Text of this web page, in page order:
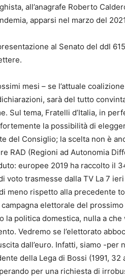
all’anagrafe Roberto
apparsi nel marzo del
al Senato del ddl
mesi – se l’attuale
sarà del tutto
Sul tema, Fratelli d’Italia, in
la possibilità di
del Consiglio; la scelta non è
RAD (Regioni ad Autonomia
europee 2019 ha raccolto il
voto trasmesse dalla TV La 7
meno rispetto alla precedente
campagna elettorale del
la politica domestica, nulla a
Vedremo se l’elettorato
dall’euro. Infatti, siamo -per
della Lega di Bossi (1991,
per una richiesta di